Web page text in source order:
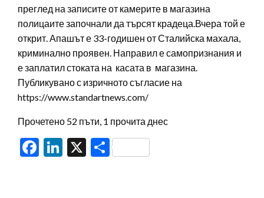
преглед на записите от камерите в магазина
полицаите започнали да търсят крадеца.Вчера той е
открит. Апашът е 33-годишен от Сталийска махала,
криминално проявен. Направил е самопризнания и
е заплатил стоката на касата в магазина.
Публикувано с изричното съгласие на
https://www.standartnews.com/
Прочетено 52 пъти, 1 прочита днес
Facebook
LinkedIn
X Share